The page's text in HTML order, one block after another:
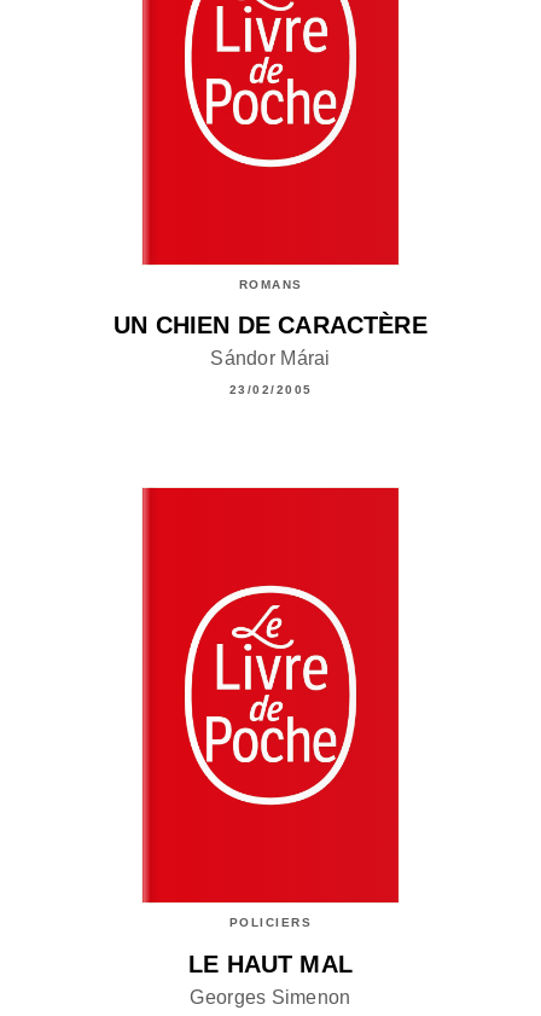
ROMANS
UN CHIEN DE CARACTÈRE
Sándor Márai
23/02/2005
POLICIERS
LE HAUT MAL
Georges Simenon